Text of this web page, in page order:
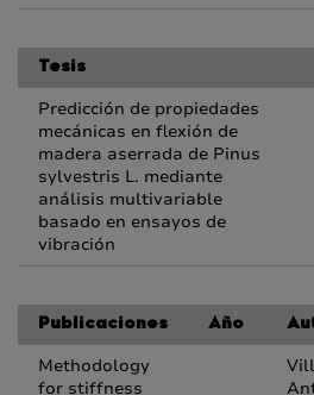
Tesis
Predicción de propiedades
mecánicas en flexión de
madera aserrada de Pinus
sylvestris L. mediante
análisis multivariable
basado en ensayos de
vibración
Publicaciones Año
Methodology
for stiffness